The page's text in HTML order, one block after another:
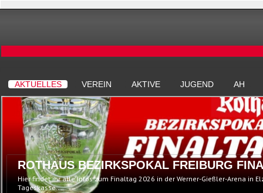
AKTUELLES VEREIN AKTIVE JUGEND AH
ROTHAUS BEZIRKSPOKAL FREIBURG
Hier findet ihr alle Infos zum Finaltag 2026 in der Werner-Gießler-Arena in
Tageskasse...